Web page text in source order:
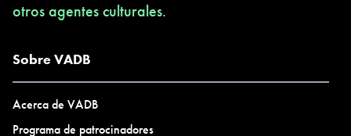
otros agentes culturales.
Sobre VADB
Acerca de VADB
Programa de patrocinadores